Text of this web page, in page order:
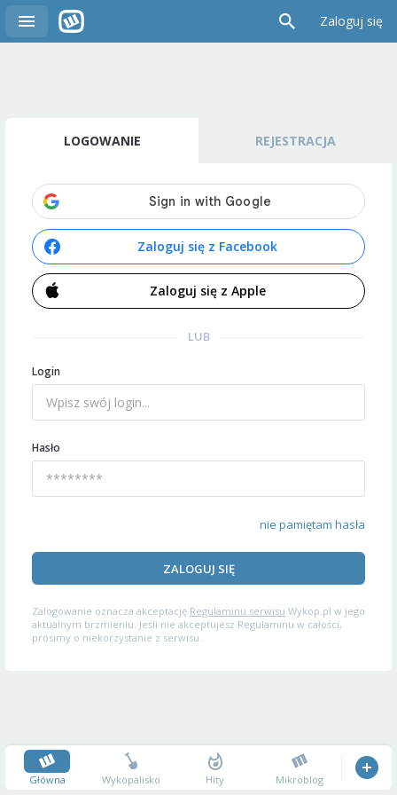
Zaloguj się
LOGOWANIE REJESTRACJA
Zaloguj się z Facebook
Zaloguj się z Apple
LUB
Login
Hasło
nie pamiętam hasła
ZALOGUJ SIĘ
Zalogowanie oznacza akceptację Regulaminu serwisu Wykop.pl w jego
aktualnym brzmieniu. Jeśli nie akceptujesz Regulaminu w całości,
prosimy o niekorzystanie z serwisu.
Główna Wykopalisko Hity Mikroblog